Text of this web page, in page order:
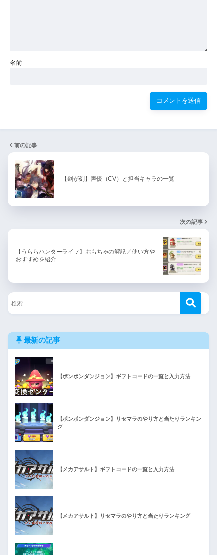
名前
前の記事
【剣が刻】声優（CV）と担当キャラの一覧
次の記事
【うららハンターライフ】おもちゃの解説／使い方や
おすすめを紹介
最新の記事
【ポンポンダンジョン】ギフトコードの一覧と入力方法
【ポンポンダンジョン】リセマラのやり方と当たりランキン
グ
【メカアサルト】ギフトコードの一覧と入力方法
【メカアサルト】リセマラのやり方と当たりランキング